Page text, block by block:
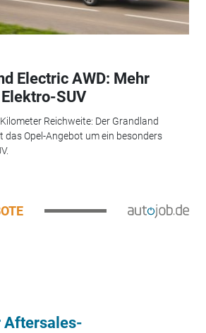
Electric AWD: Mehr
SUV
Reichweite: Der Grandland
das Opel-Angebot um ein besonders
Aftersales-